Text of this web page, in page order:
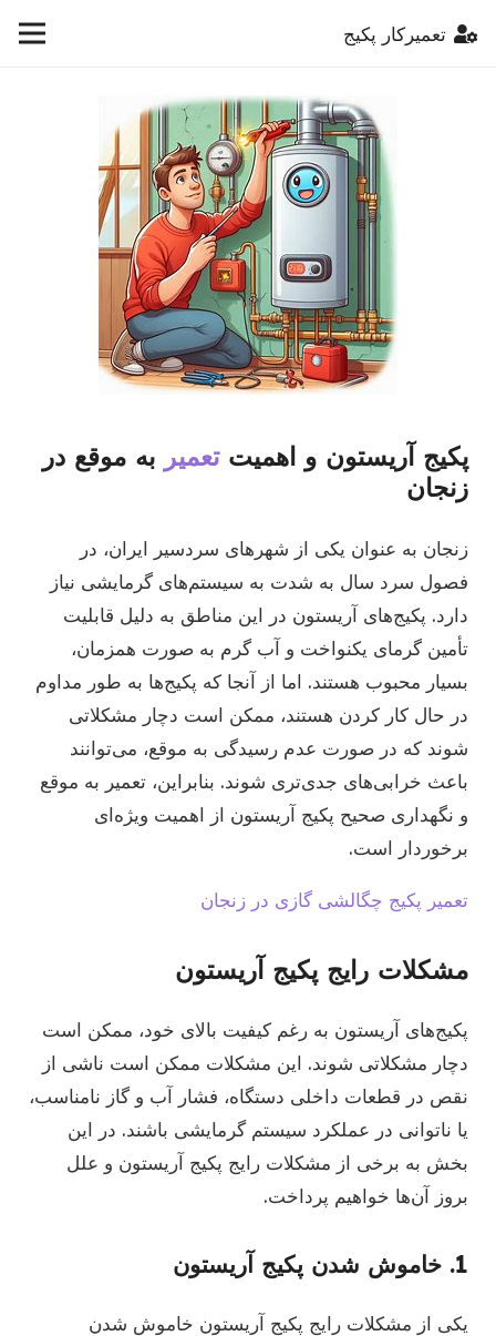
تعمیرکار پکیج
پکیج آریستون و اهمیت تعمیر به موقع در
زنجان
زنجان به عنوان یکی از شهرهای سردسیر ایران، در
فصول سرد سال به شدت به سیستم‌های گرمایشی نیاز
دارد. پکیج‌های آریستون در این مناطق به دلیل قابلیت
تأمین گرمای یکنواخت و آب گرم به صورت همزمان،
بسیار محبوب هستند. اما از آنجا که پکیج‌ها به طور مداوم
در حال کار کردن هستند، ممکن است دچار مشکلاتی
شوند که در صورت عدم رسیدگی به موقع، می‌توانند
باعث خرابی‌های جدی‌تری شوند. بنابراین، تعمیر به موقع
و نگهداری صحیح پکیج آریستون از اهمیت ویژه‌ای
برخوردار است.
تعمیر پکیج چگالشی گازی در زنجان
مشکلات رایج پکیج آریستون
پکیج‌های آریستون به رغم کیفیت بالای خود، ممکن است
دچار مشکلاتی شوند. این مشکلات ممکن است ناشی از
نقص در قطعات داخلی دستگاه، فشار آب و گاز نامناسب،
یا ناتوانی در عملکرد سیستم گرمایشی باشند. در این
بخش به برخی از مشکلات رایج پکیج آریستون و علل
بروز آن‌ها خواهیم پرداخت.
1. خاموش شدن پکیج آریستون
یکی از مشکلات رایج پکیج آریستون خاموش شدن